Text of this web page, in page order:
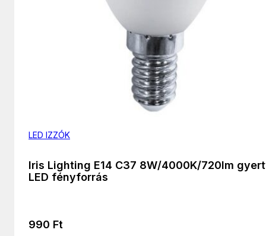
LED IZZÓK
Iris Lighting E14 C37 8W/4000K/720lm
LED fényforrás
990 Ft